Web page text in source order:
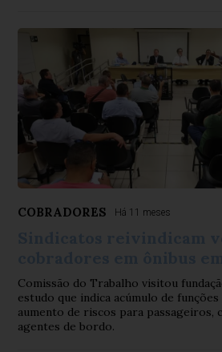
COBRADORES Há 11 meses
Comissão do Trabalho visitou
estudo que indica acúmulo de
aumento de riscos para passageiros,
agentes de bordo.